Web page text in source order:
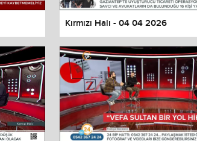
Kırmızı Halı - 04 04 2026